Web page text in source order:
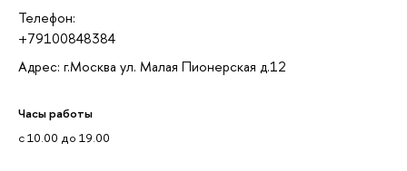
Телефон:
+79100848384
Адрес: г.Москва ул. Малая Пионерская д.12
Часы работы
с 10.00 до 19.00